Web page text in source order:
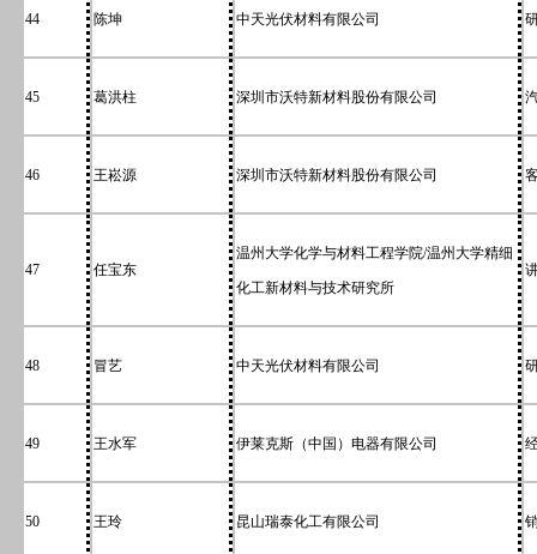
44 陈坤 中天光伏材料有限公司
45 葛洪柱 深圳市沃特新材料股份有限公司
46 王崧源 深圳市沃特新材料股份有限公司
47 任宝东
温州大学化学与材料工程学院/温州大学精细
化工新材料与技术研究所
48 冒艺 中天光伏材料有限公司
49 王水军 伊莱克斯（中国）电器有限公司
50 王玲 昆山瑞泰化工有限公司